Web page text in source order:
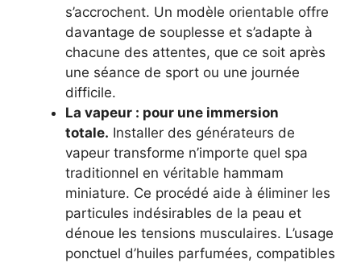
s’accrochent. Un modèle orientable offre
davantage de souplesse et s’adapte à
chacune des attentes, que ce soit après
une séance de sport ou une journée
difficile.
La vapeur : pour une immersion
totale. Installer des générateurs de
vapeur transforme n’importe quel spa
traditionnel en véritable hammam
miniature. Ce procédé aide à éliminer les
particules indésirables de la peau et
dénoue les tensions musculaires. L’usage
ponctuel d’huiles parfumées, compatibles